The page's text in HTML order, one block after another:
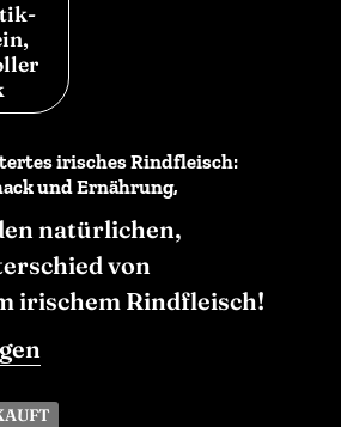
irisches Rindfleisch:
und Ernährung,
natürlichen,
von
irischem Rindfleisch!